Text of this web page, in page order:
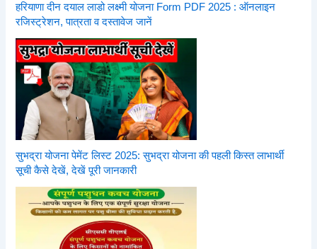
हरियाणा दीन दयाल लाडो लक्ष्मी योजना Form PDF 2025 : ऑनलाइन
रजिस्ट्रेशन, पात्रता व दस्तावेज जानें
सुभद्रा योजना पेमेंट लिस्ट 2025: सुभद्रा योजना की पहली किस्त लाभार्थी
सूची कैसे देखें, देखें पूरी जानकारी